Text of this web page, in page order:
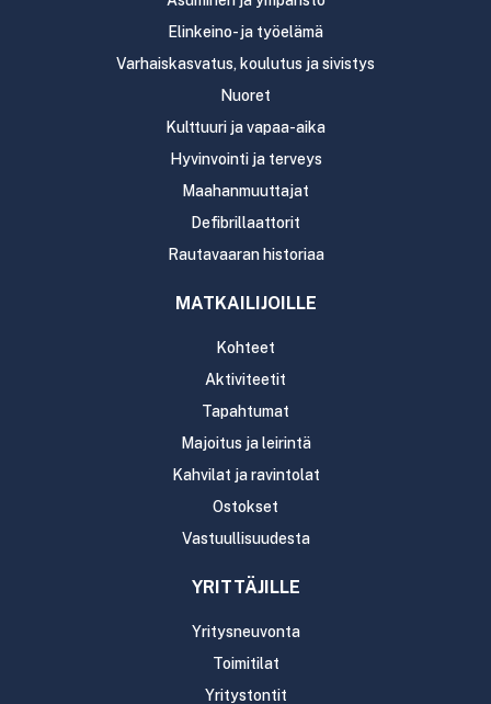
Elinkeino- ja työelämä
Varhaiskasvatus, koulutus ja sivistys
Nuoret
Kulttuuri ja vapaa-aika
Hyvinvointi ja terveys
Maahanmuuttajat
Defibrillaattorit
Rautavaaran historiaa
MATKAILIJOILLE
Kohteet
Aktiviteetit
Tapahtumat
Majoitus ja leirintä
Kahvilat ja ravintolat
Ostokset
Vastuullisuudesta
YRITTÄJILLE
Yritysneuvonta
Toimitilat
Yritystontit